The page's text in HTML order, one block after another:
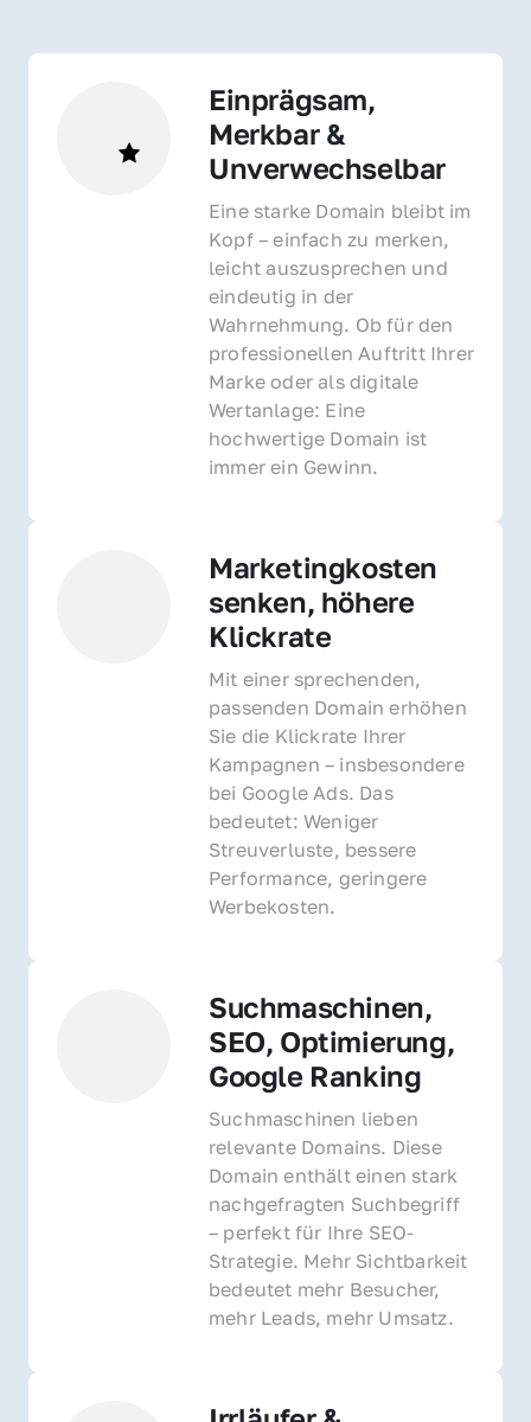
Einprägsam,
Merkbar &
Unverwechselbar
Eine starke Domain bleibt im
Kopf – einfach zu merken,
leicht auszusprechen und
eindeutig in der
Wahrnehmung. Ob für den
professionellen Auftritt Ihrer
Marke oder als digitale
Wertanlage: Eine
hochwertige Domain ist
immer ein Gewinn.
Marketingkosten
senken, höhere
Klickrate
Mit einer sprechenden,
passenden Domain erhöhen
Sie die Klickrate Ihrer
Kampagnen – insbesondere
bei Google Ads. Das
bedeutet: Weniger
Streuverluste, bessere
Performance, geringere
Werbekosten.
Suchmaschinen,
SEO, Optimierung,
Google Ranking
Suchmaschinen lieben
relevante Domains. Diese
Domain enthält einen stark
nachgefragten Suchbegriff
– perfekt für Ihre SEO-
Strategie. Mehr Sichtbarkeit
bedeutet mehr Besucher,
mehr Leads, mehr Umsatz.